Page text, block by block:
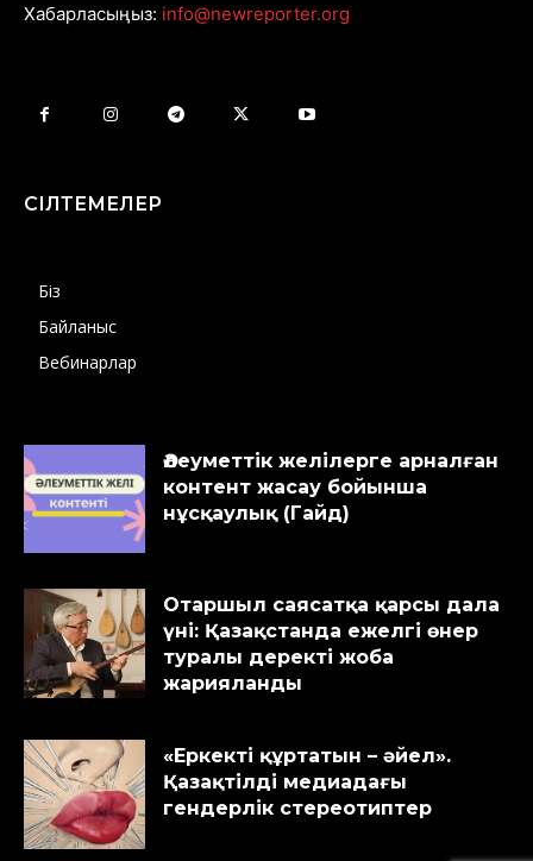
Хабарласыңыз: info@newreporter.org
СІЛТЕМЕЛЕР
Біз
Байланыс
Вебинарлар
Әлеуметтік желілерге арналған
контент жасау бойынша
нұсқаулық (Гайд)
Отаршыл саясатқа қарсы дала
үні: Қазақстанда ежелгі өнер
туралы деректі жоба
жарияланды
«Еркекті құртатын – әйел».
Қазақтілді медиадағы
гендерлік стереотиптер